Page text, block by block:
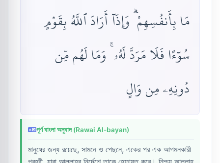
مَا بِأَنفُسِهِمْ ۗ وَإِذَآ أَرَادَ ٱللَّهُ بِقَوْمٍ
سُوٓءًا فَلَا مَرَدَّ لَهُۥ ۚ وَمَا لَهُم مِّن
دُونِهِۦ مِن وَالٍ
পূর্ণ বাংলা অনুবাদ (Rawai Al-bayan)
মানুষের জন্য রয়েছে, সামনে ও পেছনে, একের পর এক আগমনকারী